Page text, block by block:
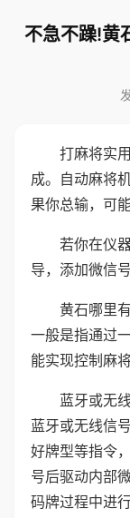
不急不躁!黄
打麻将实
成。自动麻将
果你总输，可
若你在仪
导，添加微信
黄石哪里
一般是指通过
能实现控制麻
蓝牙或无
蓝牙或无线信
好牌型等指令
号后驱动内部
码牌过程中进